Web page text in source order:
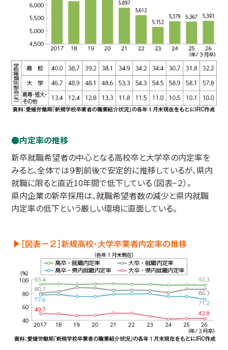
内定率の推移
新卒就職希望者の中心となる高校卒と大学卒の内定率を
みると、全体では９割前後で安定的に推移しているが、県内
就職に限ると直近10年間で低下している（図表−２）。
県内企業の新卒採用は、就職希望者数の減少と県内就職
内定率の低下という厳しい環境に直面している。